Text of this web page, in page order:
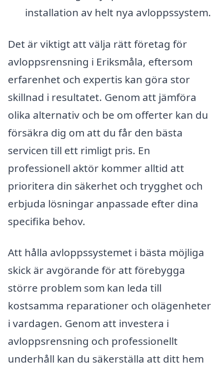
installation av helt nya avloppssystem.
Det är viktigt att välja rätt företag för
avloppsrensning i Eriksmåla, eftersom
erfarenhet och expertis kan göra stor
skillnad i resultatet. Genom att jämföra
olika alternativ och be om offerter kan du
försäkra dig om att du får den bästa
servicen till ett rimligt pris. En
professionell aktör kommer alltid att
prioritera din säkerhet och trygghet och
erbjuda lösningar anpassade efter dina
specifika behov.
Att hålla avloppssystemet i bästa möjliga
skick är avgörande för att förebygga
större problem som kan leda till
kostsamma reparationer och olägenheter
i vardagen. Genom att investera i
avloppsrensning och professionellt
underhåll kan du säkerställa att ditt hem